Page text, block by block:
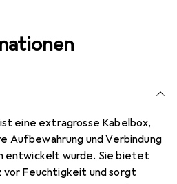
eine extragrosse Kabelbox,
Aufbewahrung und Verbindung
entwickelt wurde. Sie bietet
Feuchtigkeit und sorgt